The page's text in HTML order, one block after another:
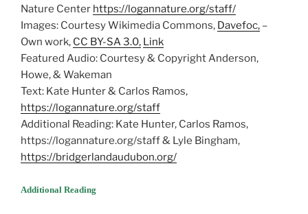
Nature Center https://logannature.org/staff/
Images: Courtesy Wikimedia Commons, Davefoc, –
Own work, CC BY-SA 3.0, Link
Featured Audio: Courtesy & Copyright Anderson,
Howe, & Wakeman
Text: Kate Hunter & Carlos Ramos,
https://logannature.org/staff
Additional Reading: Kate Hunter, Carlos Ramos,
https://logannature.org/staff & Lyle Bingham,
https://bridgerlandaudubon.org/
Additional Reading